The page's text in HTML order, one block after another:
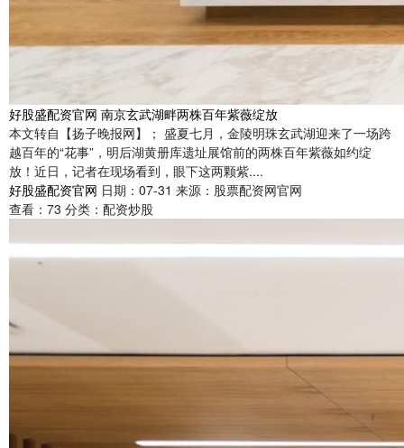
好股盛配资官网 南京玄武湖畔两株百年紫薇绽放
本文转自【扬子晚报网】； 盛夏七月，金陵明珠玄武湖迎来了一场跨
越百年的“花事”，明后湖黄册库遗址展馆前的两株百年紫薇如约绽
放！近日，记者在现场看到，眼下这两颗紫....
好股盛配资官网 日期：07-31 来源：股票配资网官网
查看： 73 分类： 配资炒股